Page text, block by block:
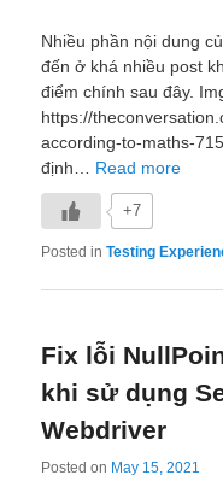
Nhiều phần nội dung
đến ở khá nhiều post
điểm chính sau đây.
https://
according-to-maths-
định… Read more
+7
Posted in Testing
Fix lỗi
khi sử dụng
Webdriver
Posted on May 15, 2021